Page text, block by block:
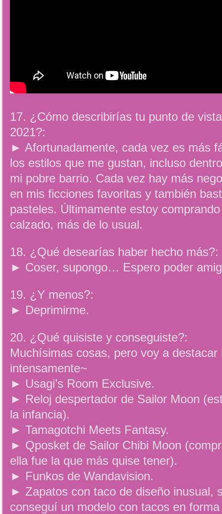
17. ¿Cómo describirías tu punto de
2021?:
► Afortunadamente, cada vez es más
los estilos que me gustan, incluso
mi pobre barrio. Cada vez hay más
en mis ficciones favoritas y también
pasteles. Últimamente estoy
calzado, más de lo usual.
18. ¿Qué desearías haber hecho más?:
► Coser, supongo… Espero poder
19. ¿Y menos?:
► Deprimirme.
20. ¿Qué quisiste y conseguiste?:
Muchísimas cosas, pero voy a destacar
intensamente~
► Usagi’s Room Exclusive.
► Reloj despertador de Sailor Moon
la infancia).
► Tamagotchi Meets Fantasy.
► Qposket de Sailor Chibi Moon
ella fue la que más quise tener).
► Funkos de Wandavision.
► Zapatos con taco de diseño inusual,
conseguí un modelo con tacos en